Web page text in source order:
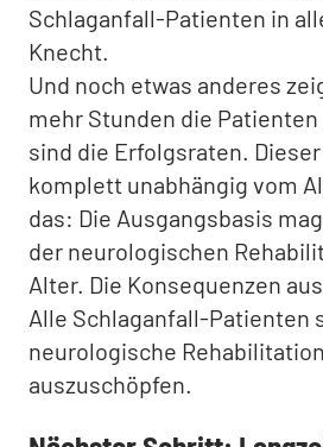
Schlaganfall-Patienten in
Knecht.
Und noch etwas anderes
mehr Stunden die
sind die Erfolgsraten.
komplett unabhängig vom
das: Die Ausgangsbasis
der neurologischen
Alter. Die Konsequenzen
Alle Schlaganfall-
neurologische
auszuschöpfen.